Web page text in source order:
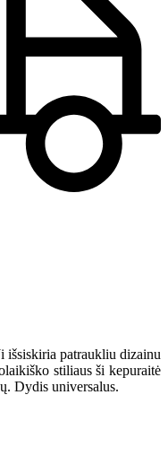
išsiskiria patraukliu dizainu
stiliaus ši kepuraitė
Dydis universalus.